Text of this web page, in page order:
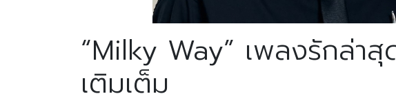
“Milky Way” เพลงรักล่า
เติมเต็ม